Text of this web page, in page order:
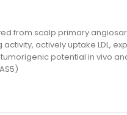
from scalp primary
actively uptake LDL,
potential in vivo